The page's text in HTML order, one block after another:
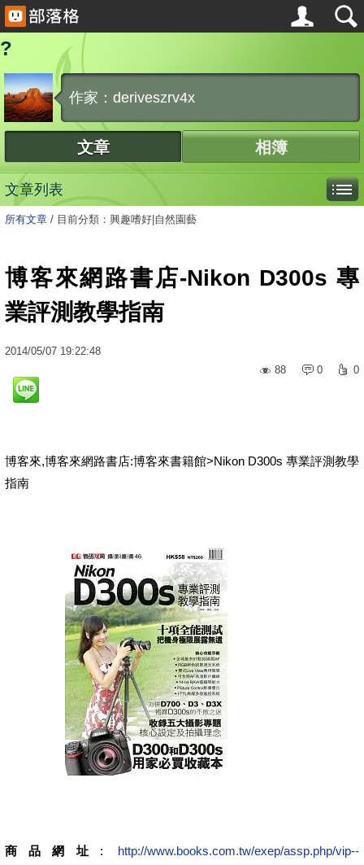
?
作家：deriveszrv4x
文章 相簿
文章列表
所有文章 / 目前分類：興趣嗜好|自然園藝
博客來網路書店-Nikon D300s 專
業評測教學指南
2014/05/07 19:22:48
88
0 0
博客來,博客來網路書店:博客來書籍館>Nikon D300s 專業評測教學
指南
商品網址 : http://www.books.com.tw/exep/assp.php/vip--